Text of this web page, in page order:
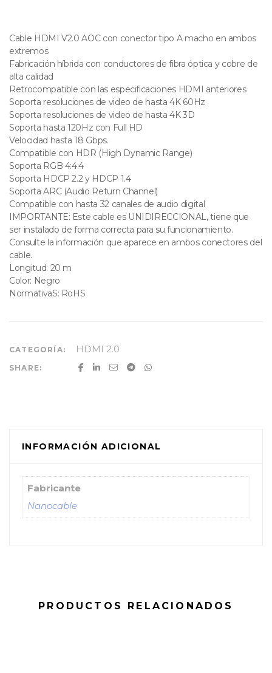
Cable HDMI V2.0 AOC con conector tipo A macho en ambos
extremos
Fabricación híbrida con conductores de fibra óptica y cobre de
alta calidad
Retrocompatible con las especificaciones HDMI anteriores
Soporta resoluciones de video de hasta 4K 60Hz
Soporta resoluciones de video de hasta 4K 3D
Soporta hasta 120Hz con Full HD
Velocidad hasta 18 Gbps.
Compatible con HDR (High Dynamic Range)
Soporta RGB 4:4:4
Soporta HDCP 2.2 y HDCP 1.4
Soporta ARC (Audio Return Channel)
Compatible con hasta 32 canales de audio digital
IMPORTANTE: Este cable es UNIDIRECCIONAL, tiene que
ser instalado de forma correcta para su funcionamiento.
Consulte la información que aparece en ambos conectores del
cable.
Longitud: 20 m
Color: Negro
NormativaS: RoHS
CATEGORÍA: HDMI 2.0
SHARE:
INFORMACIÓN ADICIONAL
Fabricante
Nanocable
PRODUCTOS RELACIONADOS